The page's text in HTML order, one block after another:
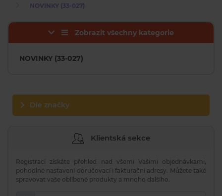
NOVINKY (33-027)
Zobrazit všechny kategorie
NOVINKY (33-027)
Dle značky
Klientská sekce
Registrací získáte přehled nad všemi Vašimi objednávkami,
pohodlné nastavení doručovací i fakturační adresy. Můžete také
spravovat vaše oblíbené produkty a mnoho dalšího.